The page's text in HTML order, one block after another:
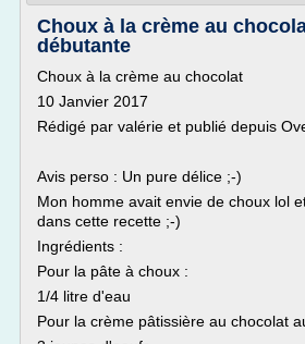
Choux à la crème au
débutante
Choux à la crème au chocolat
10 Janvier 2017
Rédigé par valérie et publié depuis
Avis perso : Un pure délice ;-)
Mon homme avait envie de choux lol
dans cette recette ;-)
Ingrédients :
Pour la pâte à choux :
1/4 litre d'eau
Pour la crème pâtissière au chocolat